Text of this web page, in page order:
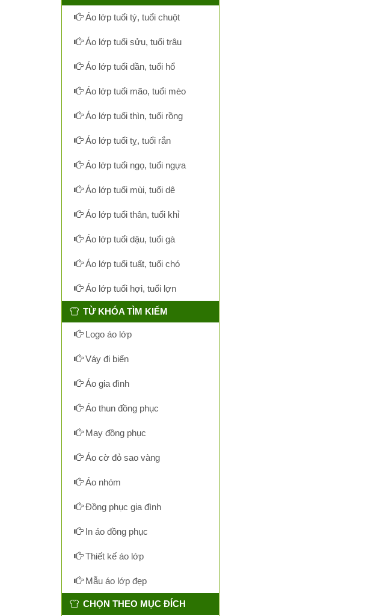
Áo lớp tuổi tý, tuổi chuột
Áo lớp tuổi sửu, tuổi trâu
Áo lớp tuổi dần, tuổi hổ
Áo lớp tuổi mão, tuổi mèo
Áo lớp tuổi thìn, tuổi rồng
Áo lớp tuổi tỵ, tuổi rắn
Áo lớp tuổi ngọ, tuổi ngựa
Áo lớp tuổi mùi, tuổi dê
Áo lớp tuổi thân, tuổi khỉ
Áo lớp tuổi dậu, tuổi gà
Áo lớp tuổi tuất, tuổi chó
Áo lớp tuổi hợi, tuổi lợn
TỪ KHÓA TÌM KIẾM
Logo áo lớp
Váy đi biển
Áo gia đình
Áo thun đồng phục
May đồng phục
Áo cờ đỏ sao vàng
Áo nhóm
Đồng phục gia đình
In áo đồng phục
Thiết kế áo lớp
Mẫu áo lớp đẹp
CHỌN THEO MỤC ĐÍCH